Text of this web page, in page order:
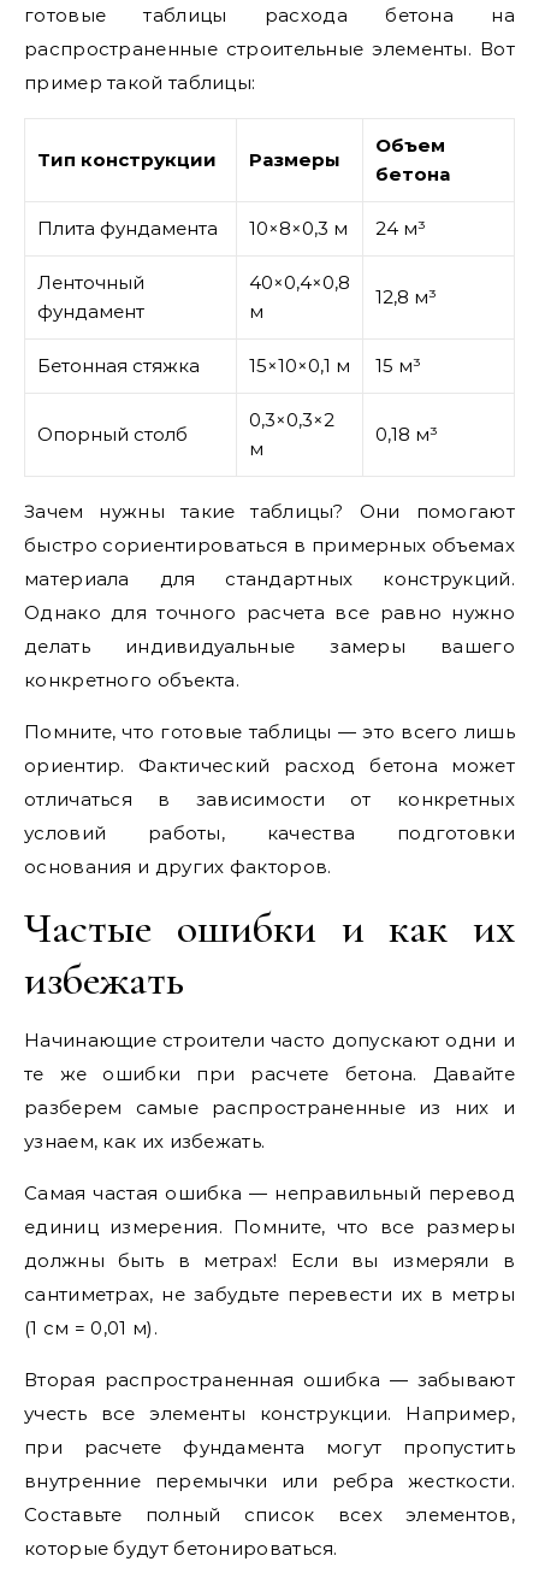
готовые таблицы расхода бетона на
распространенные строительные элементы. Вот
пример такой таблицы:
Тип конструкции Размеры
Объем
бетона
Плита фундамента 10×8×0,3 м 24 м³
Ленточный
фундамент
40×0,4×0,8
м
12,8 м³
Бетонная стяжка 15×10×0,1 м 15 м³
Опорный столб
0,3×0,3×2
м
0,18 м³
Зачем нужны такие таблицы? Они помогают
быстро сориентироваться в примерных объемах
материала для стандартных конструкций.
Однако для точного расчета все равно нужно
делать индивидуальные замеры вашего
конкретного объекта.
Помните, что готовые таблицы — это всего лишь
ориентир. Фактический расход бетона может
отличаться в зависимости от конкретных
условий работы, качества подготовки
основания и других факторов.
Частые ошибки и как их
избежать
Начинающие строители часто допускают одни и
те же ошибки при расчете бетона. Давайте
разберем самые распространенные из них и
узнаем, как их избежать.
Самая частая ошибка — неправильный перевод
единиц измерения. Помните, что все размеры
должны быть в метрах! Если вы измеряли в
сантиметрах, не забудьте перевести их в метры
(1 см = 0,01 м).
Вторая распространенная ошибка — забывают
учесть все элементы конструкции. Например,
при расчете фундамента могут пропустить
внутренние перемычки или ребра жесткости.
Составьте полный список всех элементов,
которые будут бетонироваться.